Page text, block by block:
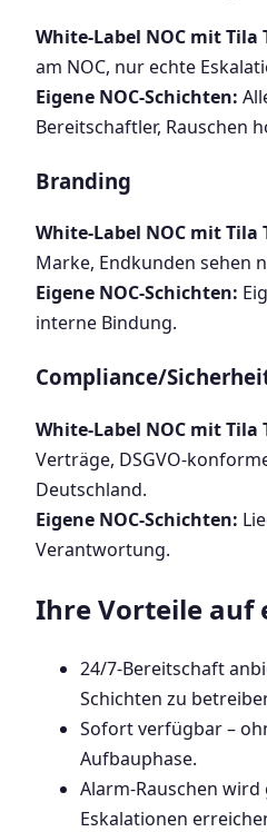
White-Label NOC mit Tila
am NOC, nur echte
Eigene NOC-Schichten:
Bereitschaftler, Rauschen
Branding
White-Label NOC mit Tila
Marke, Endkunden sehen
Eigene NOC-Schichten:
interne Bindung.
Compliance/
White-Label NOC mit Tila
Verträge, DSGVO-
Deutschland.
Eigene NOC-Schichten:
Verantwortung.
Ihre Vorteile auf
24/7-Bereitschaft
Schichten zu
Sofort verfügbar –
Aufbauphase.
Alarm-Rauschen
Eskalationen